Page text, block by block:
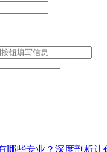
哪些专业？深度剖析让